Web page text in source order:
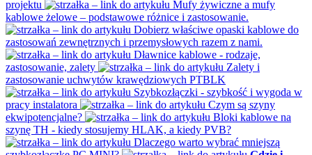
projektu
Mufy żywiczne a mufy
kablowe żelowe – podstawowe różnice i zastosowanie.
Dobierz właściwe opaski kablowe do
zastosowań zewnętrznych i przemysłowych razem z nami.
Dławnice kablowe - rodzaje,
zastosowanie, zalety
Zalety i
zastosowanie uchwytów krawędziowych PTBLK
Szybkozłączki - szybkość i wygoda w
pracy instalatora
Czym są szyny
ekwipotencjalne?
Bloki kablowe na
szynę TH - kiedy stosujemy HLAK, a kiedy PVB?
Dlaczego warto wybrać mniejszą